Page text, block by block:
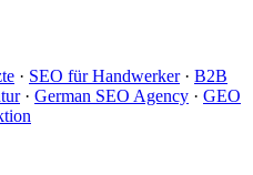
· SEO für Handwerker· B2B
· German SEO Agency · GEO